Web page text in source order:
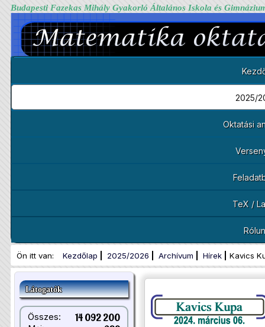
Budapesti Fazekas Mihály Gyakorló Általános Iskola és
2025/
Oktatási
TeX /
Ön itt van: Kezdőlap 2025/2026 Archívum Hírek Kavics
Látogatók
Összes: 14 092 200